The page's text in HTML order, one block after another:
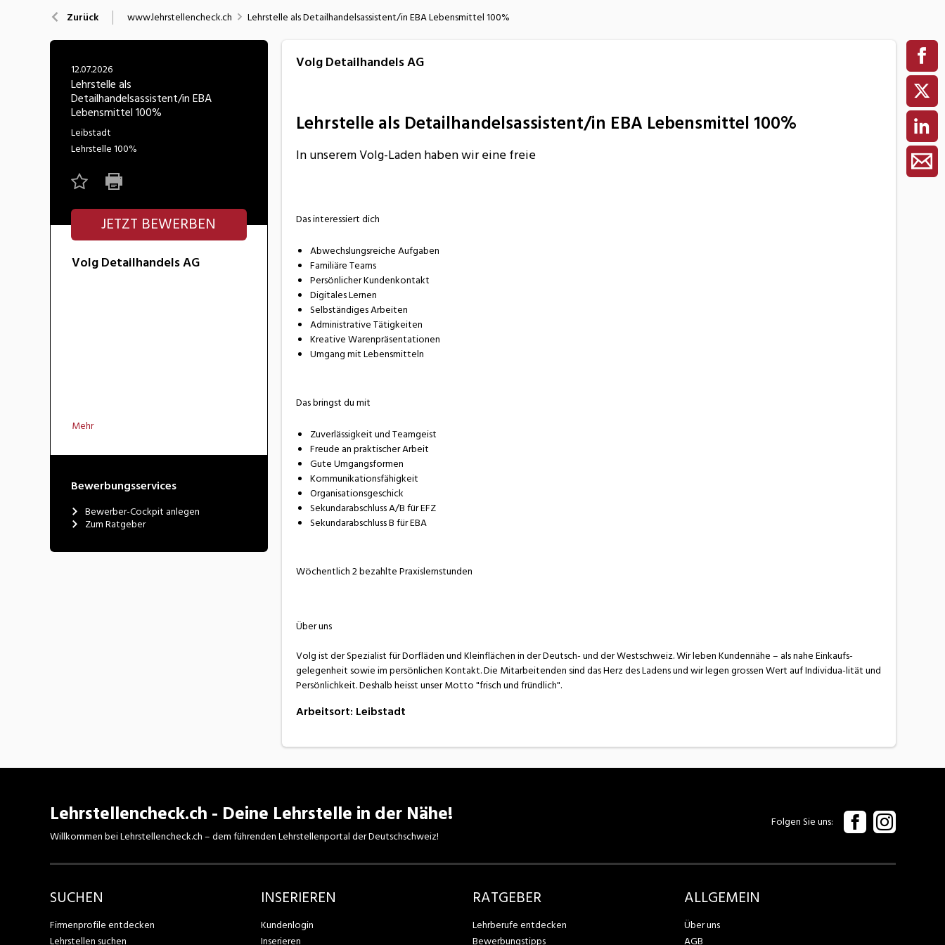
Nahrung
Wirtschaft/Verwaltung
Zurück www.lehrstellencheck.ch Lehrstelle als Detailhandelsassistent/in EBA Lebensmittel 100%
12.07.2026
Lehrstelle als
Detailhandelsassistent/in EBA
Lebensmittel 100%
Leibstadt
Lehrstelle100%
JETZT BEWERBEN
Volg Detailhandels AG
Mehr
Bewerbungsservices
Bewerber-Cockpit anlegen
Zum Ratgeber
Volg Detailhandels AG
Lehrstelle als Detailhandelsassistent/in EBA Lebensmittel 100%
In unserem Volg-Laden haben wir eine freie
Das interessiert dich
Abwechslungsreiche Aufgaben
Familiäre Teams
Persönlicher Kundenkontakt
Digitales Lernen
Selbständiges Arbeiten
Administrative Tätigkeiten
Kreative Warenpräsentationen
Umgang mit Lebensmitteln
Das bringst du mit
Zuverlässigkeit und Teamgeist
Freude an praktischer Arbeit
Gute Umgangsformen
Kommunikationsfähigkeit
Organisationsgeschick
Sekundarabschluss A/B für EFZ
Sekundarabschluss B für EBA
Wöchentlich 2 bezahlte Praxislernstunden
Über uns
Volg ist der Spezialist für Dorfläden und Kleinflächen in der Deutsch- und der Westschweiz. Wir leben Kundennähe – als nahe Einkaufs-
gelegenheit sowie im persönlichen Kontakt. Die Mitarbeitenden sind das Herz des Ladens und wir legen grossen Wert auf Individua-lität und
Persönlichkeit. Deshalb heisst unser Motto "frisch und fründlich".
Arbeitsort: Leibstadt
Lehrstellencheck.ch - Deine Lehrstelle in der Nähe!
Willkommen bei Lehrstellencheck.ch – dem führenden Lehrstellenportal der Deutschschweiz!
Folgen Sie uns
SUCHEN
Firmenprofile entdecken
Lehrstellen suchen
INSERIEREN
Kundenlogin
Inserieren
RATGEBER
Lehrberufe entdecken
Bewerbungstipps
ALLGEMEIN
Über uns
AGB